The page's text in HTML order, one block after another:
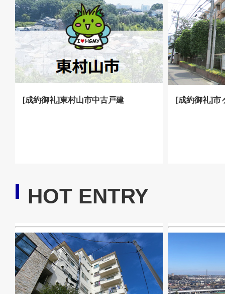
[成約御礼]東村山市中古戸建 [成約御礼]市
HOT ENTRY